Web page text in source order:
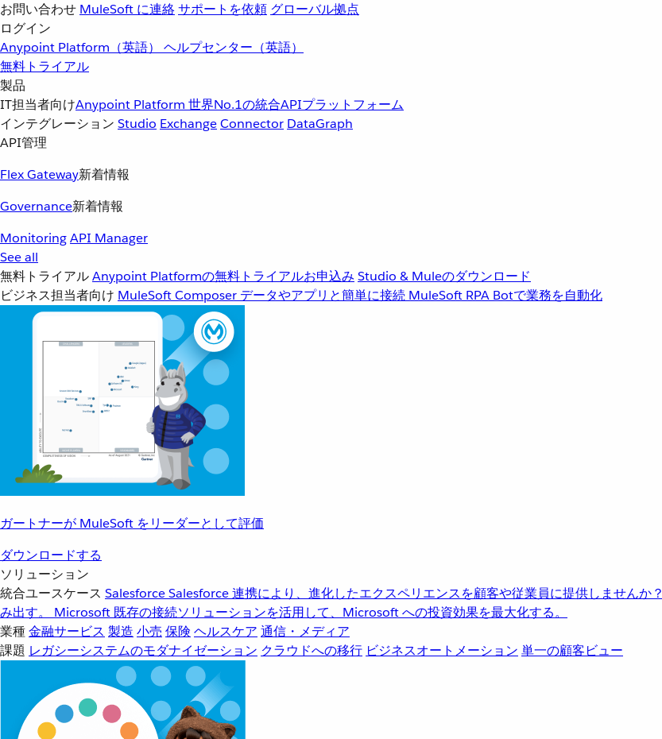
お問い合わせ MuleSoft に連絡サポートを依頼 グローバル拠点
ログイン
Anypoint Platform（英語） ヘルプセンター（英語）
無料トライアル
製品
IT担当者向けAnypoint Platform 世界No.1の統合APIプラットフォーム
インテグレーション Studio ExchangeConnector DataGraph
API管理
Flex Gateway新着情報
Governance新着情報
MonitoringAPI Manager
See all
無料トライアルAnypoint Platformの無料トライアルお申込み Studio & Muleのダウンロード
ビジネス担当者向け MuleSoft Composer データやアプリと簡単に接続 MuleSoft RPA Botで業務を自動化
ガートナーが MuleSoft をリーダーとして評価
ダウンロードする
ソリューション
統合ユースケース SalesforceSalesforce 連携により、進化したエクスペリエンスを顧客や従業員に提供しませんか？
み出す。
Microsoft 既存の接続ソリューションを活用して、Microsoft への投資効果を最大化する。
業種金融サービス 製造 小売 保険 ヘルスケア 通信・メディア
課題 レガシーシステムのモダナイゼーション クラウドへの移行 ビジネスオートメーション 単一の顧客ビュー